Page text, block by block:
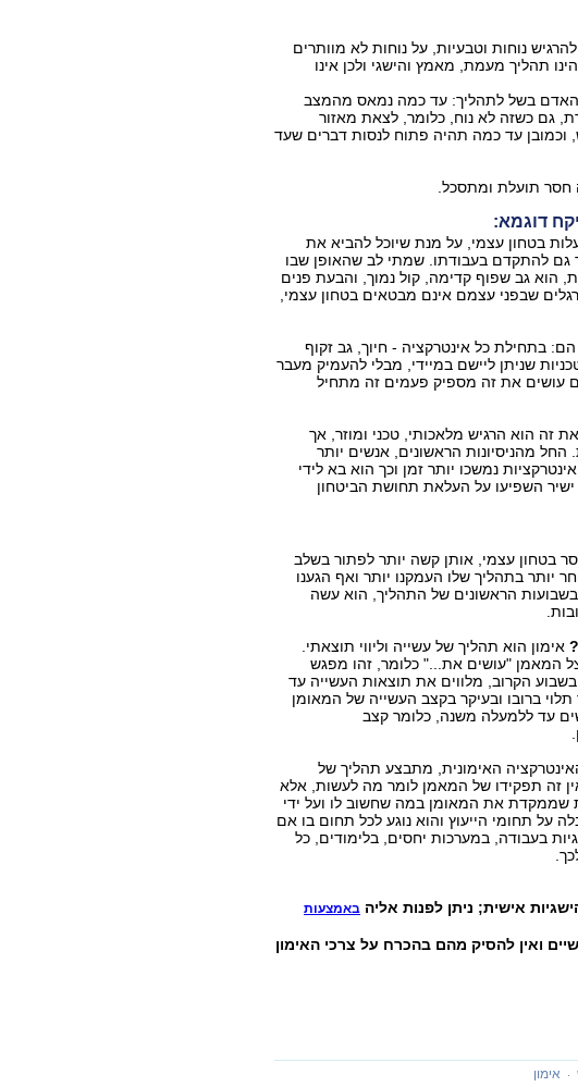
נוחות וטבעיות, על נוחות לא מוותרים
תהליך מעמת, מאמץ והישגי ולכן אינו
האדם בשל לתהליך: עד כמה נמאס מהמצב
גם כשזה לא נוח, כלומר, לצאת מאזור
וכמובן עד כמה תהיה פתוח לנסות דברים שעד
חסר תועלת ומתסכל.
דוגמא:
בטחון עצמי, על מנת שיוכל להביא את
גם להתקדם בעבודתו. שמתי לב שהאופן שבו
הוא גב שפוף קדימה, קול נמוך, והבעת פנים
שבפני עצמם אינם מבטאים בטחון עצמי,
בתחילת כל אינטרקציה - חיוך, גב זקוף
שניתן ליישם במיידי, מבלי להעמיק מעבר
עושים את זה מספיק פעמים זה מתחיל
זה הוא הרגיש מלאכותי, טכני ומוזר, אך
מהניסיונות הראשונים, אנשים יותר
נמשכו יותר זמן וכך הוא בא לידי
ישיר השפיעו על העלאת תחושת הביטחון
בטחון עצמי, אותן קשה יותר לפתור בשלב
יותר בתהליך שלו העמקנו יותר ואף הגענו
בשבועות הראשונים של התהליך, הוא עשה
אימון הוא תהליך של עשייה וליווי תוצאתי.
המאמן "עושים את..." כלומר, זהו מפגש
הקרוב, מלווים את תוצאות העשייה עד
ברובו ובעיקר בקצב העשייה של המאומן
עד ללמעלה משנה, כלומר קצב
האימונית, מתבצע תהליך של
זה תפקידו של המאמן לומר מה לעשות, אלא
שממקדת את המאומן במה שחשוב לו ועל ידי
על תחומי הייעוץ והוא נוגע לכל תחום בו אם
בעבודה, במערכות יחסים, בלימודים, כל
אישית; ניתן לפנות אליה באמצעות
ואין להסיק מהם בהכרח על צרכי האימון
אימון